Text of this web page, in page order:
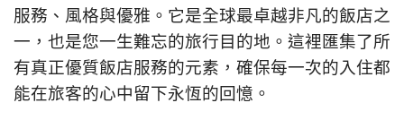
服務、風格與優雅。它是全球最卓越非凡的飯店之
一，也是您一生難忘的旅行目的地。這裡匯集了所
有真正優質飯店服務的元素，確保每一次的入住都
能在旅客的心中留下永恆的回憶。